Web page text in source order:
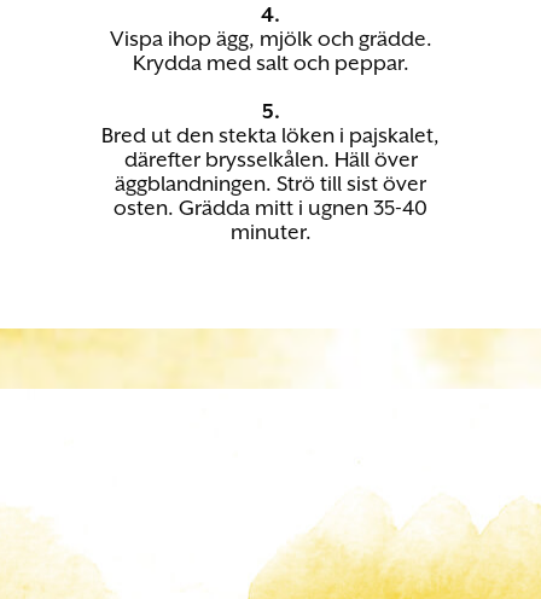
4.
Vispa ihop ägg, mjölk och grädde.
Krydda med salt och peppar.
5.
Bred ut den stekta löken i pajskalet,
därefter brysselkålen. Häll över
äggblandningen. Strö till sist över
osten. Grädda mitt i ugnen 35-40
minuter.